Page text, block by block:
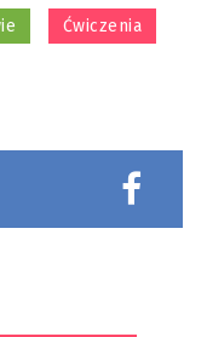
Ćwiczenia